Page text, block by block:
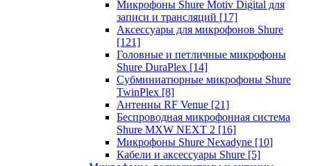
Микрофоны Shure Motiv Digital для
записи и трансляций [17]
Аксессуары для микрофонов Shure
[121]
Головные и петличные микрофоны
Shure DuraPlex [14]
Субминиатюрные микрофоны Shure
TwinPlex [8]
Антенны RF Venue [21]
Беспроводная микрофонная система
Shure MXW NEXT 2 [16]
Микрофоны Shure Nexadyne [10]
Кабели и аксессуары Shure [5]